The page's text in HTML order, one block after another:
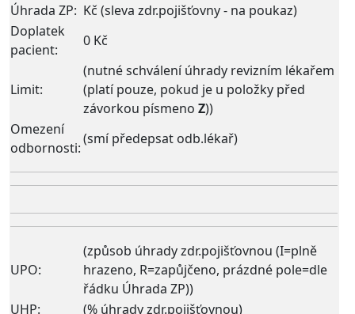
Úhrada ZP: Kč (sleva zdr.pojišťovny - na poukaz)
Doplatek
pacient:
0 Kč
Limit:
(nutné schválení úhrady revizním lékařem
(platí pouze, pokud je u položky před
závorkou písmeno Z))
Omezení
odbornosti:
(smí předepsat odb.lékař)
UPO:
(způsob úhrady zdr.pojišťovnou (I=plně
hrazeno, R=zapůjčeno, prázdné pole=dle
řádku Úhrada ZP))
UHP:
(% úhrady zdr.pojišťovnou)